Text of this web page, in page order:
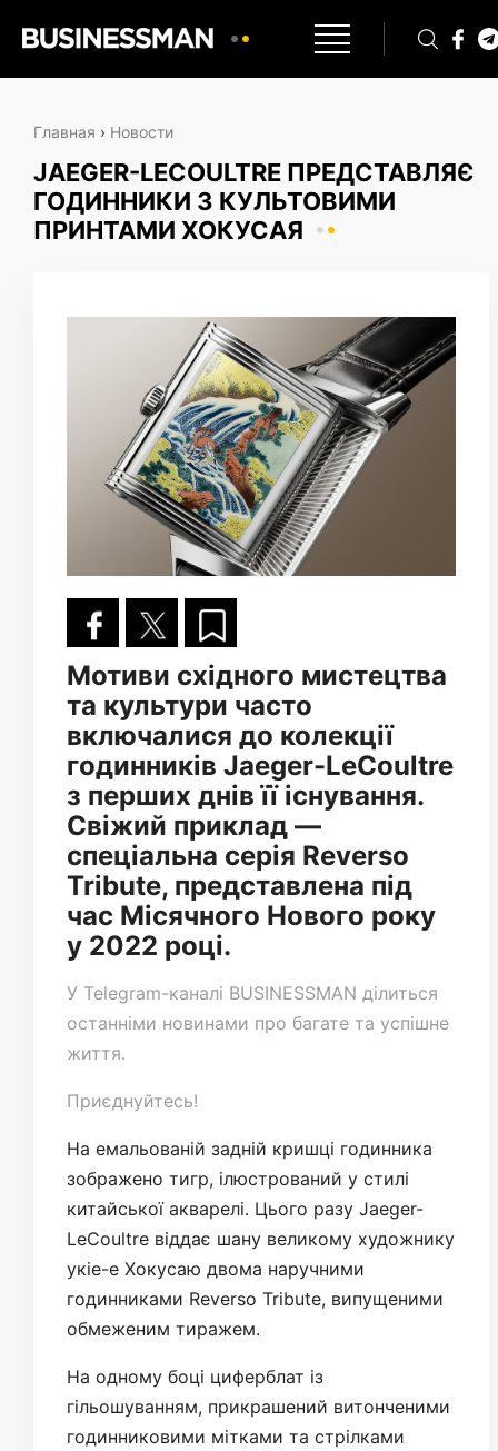
Главная › Новости
JAEGER-LECOULTRE ПРЕДСТАВЛЯЄ
ГОДИННИКИ З КУЛЬТОВИМИ
ПРИНТАМИ ХОКУСАЯ
Мотиви східного мистецтва
та культури часто
включалися до колекції
годинників Jaeger-LeCoultre
з перших днів її існування.
Свіжий приклад —
спеціальна серія Reverso
Tribute, представлена під
час Місячного Нового року
у 2022 році.
У Telegram-каналі BUSINESSMAN ділиться
останніми новинами про багате та успішне
життя.
Приєднуйтесь!
На емальованій задній кришці годинника
зображено тигр, ілюстрований у стилі
китайської акварелі. Цього разу Jaeger-
LeCoultre віддає шану великому художнику
укіе-е Хокусаю двома наручними
годинниками Reverso Tribute, випущеними
обмеженим тиражем.
На одному боці циферблат із
гільошуванням, прикрашений витонченими
годинниковими мітками та стрілками